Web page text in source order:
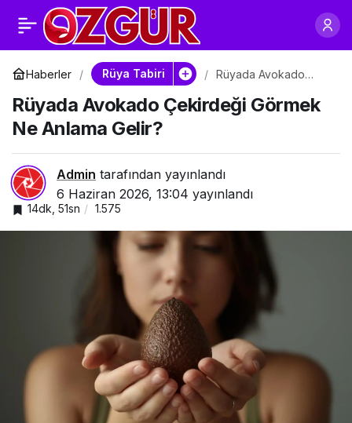
Haberler Rüya Tabiri
Rüyada Avokado
Anlama Gelir?
Rüyada Avokado Çekirdeği Görmek
Ne Anlama Gelir?
Admin tarafından yayınlandı
6 Haziran 2026, 13:04 yayınlandı
14dk, 51sn 1.575
Rüyada Avokado
Yemek Neye İşaret
Eder?
Paylaş